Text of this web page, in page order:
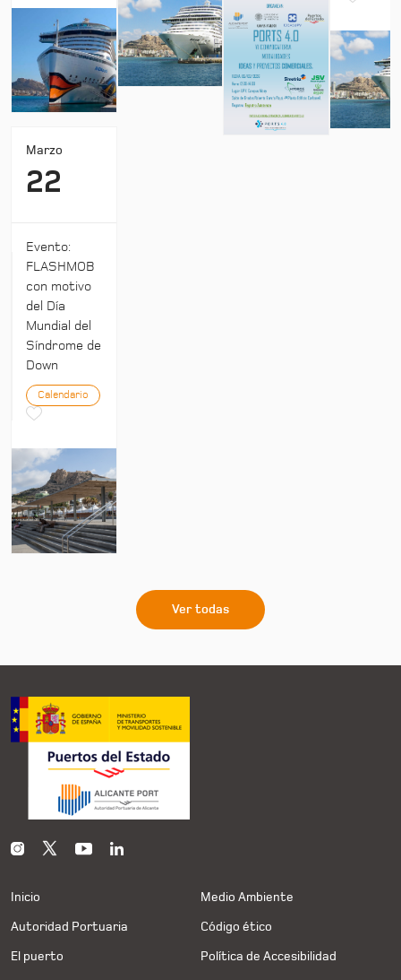
Marzo
22
Evento:
FLASHMOB
con motivo
del Día
Mundial del
Síndrome de
Down
Calendario
Ver todas
Inicio
Autoridad Portuaria
El puerto
Medio Ambiente
Código ético
Política de Accesibilidad